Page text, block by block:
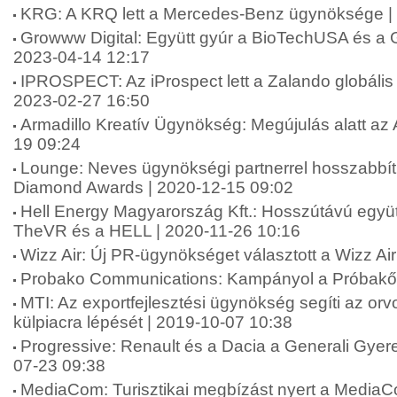
KRG: A KRQ lett a Mercedes-Benz ügynöksége
Growww Digital: Együtt gyúr a BioTechUSA és a
2023-04-14 12:17
IPROSPECT: Az iProspect lett a Zalando
2023-02-27 16:50
Armadillo Kreatív Ügynökség: Megújulás alatt az
19 09:24
Lounge: Neves ügynökségi partnerrel
Diamond Awards | 2020-12-15 09:02
Hell Energy Magyarország Kft.: Hosszútávú
TheVR és a HELL | 2020-11-26 10:16
Wizz Air: Új PR-ügynökséget választott a Wizz
Probako Communications: Kampányol a
MTI: Az exportfejlesztési ügynökség segíti az
külpiacra lépését | 2019-10-07 10:38
Progressive: Renault és a Dacia a Generali
07-23 09:38
MediaCom: Turisztikai megbízást nyert a